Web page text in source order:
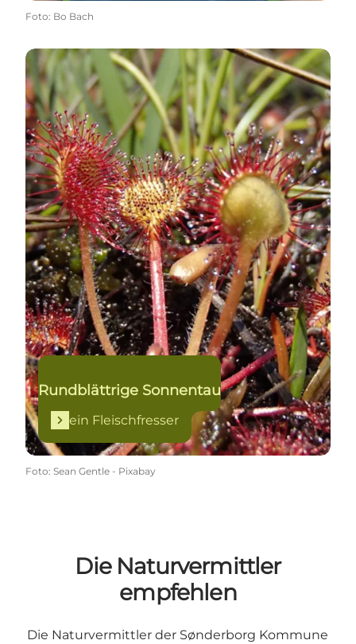
Foto: Bo Bach
ein Fleischfresser
Rundblättrige Sonnentau
ein Fleischfresser
Foto: Sean Gentle - Pixabay
Die Naturvermittler
empfehlen
Die Naturvermittler der Sønderborg Kommune